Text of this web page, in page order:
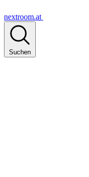
nextroom.at
Suchen